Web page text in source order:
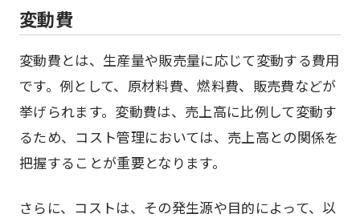
変動費
変動費とは、生産量や販売量に応じて変動する費用
です。例として、原材料費、燃料費、販売費などが
挙げられます。変動費は、売上高に比例して変動す
るため、コスト管理においては、売上高との関係を
把握することが重要となります。
さらに、コストは、その発生源や目的によって、以